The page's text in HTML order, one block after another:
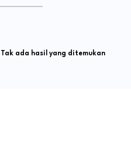
Tak ada hasil yang ditemukan